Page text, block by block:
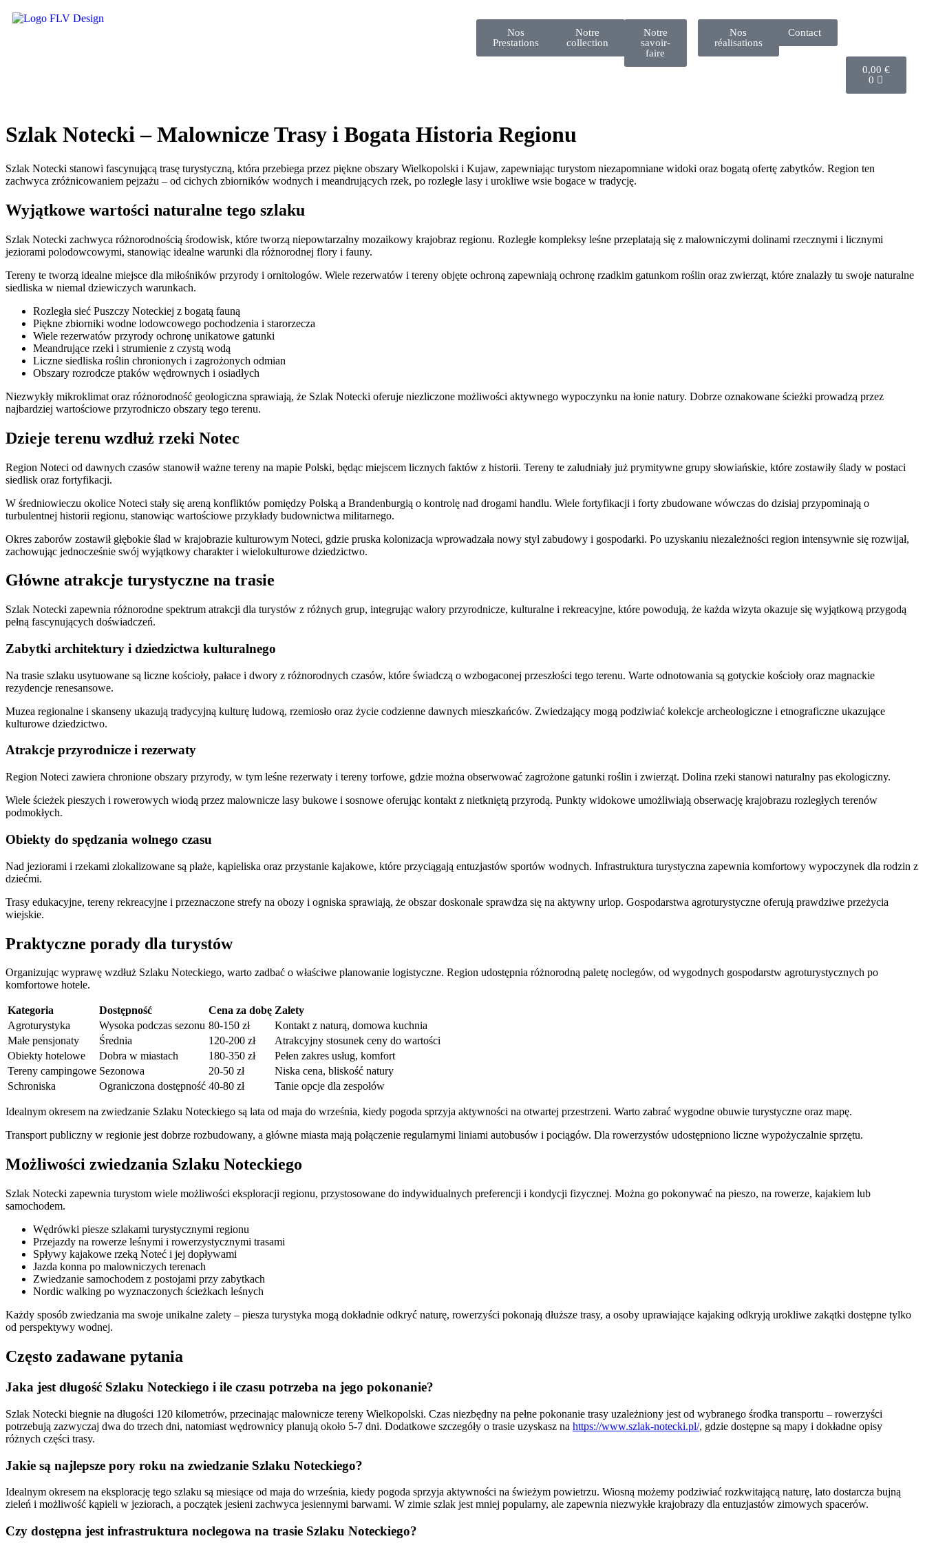
Nos
Prestations
Notre
collection
Notre
savoir-
faire
Nos
réalisations
Contact
0,00 €
0
Szlak Notecki – Malownicze Trasy i Bogata Historia Regionu
Szlak Notecki stanowi fascynującą trasę turystyczną, która przebiega przez piękne obszary Wielkopolski i Kujaw, zapewniając turystom niezapomniane widoki oraz bogatą ofertę zabytków. Region ten
zachwyca zróżnicowaniem pejzażu – od cichych zbiorników wodnych i meandrujących rzek, po rozległe lasy i urokliwe wsie bogace w tradycję.
Wyjątkowe wartości naturalne tego szlaku
Szlak Notecki zachwyca różnorodnością środowisk, które tworzą niepowtarzalny mozaikowy krajobraz regionu. Rozległe kompleksy leśne przeplatają się z malowniczymi dolinami rzecznymi i licznymi
jeziorami polodowcowymi, stanowiąc idealne warunki dla różnorodnej flory i fauny.
Tereny te tworzą idealne miejsce dla miłośników przyrody i ornitologów. Wiele rezerwatów i tereny objęte ochroną zapewniają ochronę rzadkim gatunkom roślin oraz zwierząt, które znalazły tu swoje naturalne
siedliska w niemal dziewiczych warunkach.
Rozległa sieć Puszczy Noteckiej z bogatą fauną
Piękne zbiorniki wodne lodowcowego pochodzenia i starorzecza
Wiele rezerwatów przyrody ochronę unikatowe gatunki
Meandrujące rzeki i strumienie z czystą wodą
Liczne siedliska roślin chronionych i zagrożonych odmian
Obszary rozrodcze ptaków wędrownych i osiadłych
Niezwykły mikroklimat oraz różnorodność geologiczna sprawiają, że Szlak Notecki oferuje niezliczone możliwości aktywnego wypoczynku na łonie natury. Dobrze oznakowane ścieżki prowadzą przez
najbardziej wartościowe przyrodniczo obszary tego terenu.
Dzieje terenu wzdłuż rzeki Notec
Region Noteci od dawnych czasów stanowił ważne tereny na mapie Polski, będąc miejscem licznych faktów z historii. Tereny te zaludniały już prymitywne grupy słowiańskie, które zostawiły ślady w postaci
siedlisk oraz fortyfikacji.
W średniowieczu okolice Noteci stały się areną konfliktów pomiędzy Polską a Brandenburgią o kontrolę nad drogami handlu. Wiele fortyfikacji i forty zbudowane wówczas do dzisiaj przypominają o
turbulentnej historii regionu, stanowiąc wartościowe przykłady budownictwa militarnego.
Okres zaborów zostawił głębokie ślad w krajobrazie kulturowym Noteci, gdzie pruska kolonizacja wprowadzała nowy styl zabudowy i gospodarki. Po uzyskaniu niezależności region intensywnie się rozwijał,
zachowując jednocześnie swój wyjątkowy charakter i wielokulturowe dziedzictwo.
Główne atrakcje turystyczne na trasie
Szlak Notecki zapewnia różnorodne spektrum atrakcji dla turystów z różnych grup, integrując walory przyrodnicze, kulturalne i rekreacyjne, które powodują, że każda wizyta okazuje się wyjątkową przygodą
pełną fascynujących doświadczeń.
Zabytki architektury i dziedzictwa kulturalnego
Na trasie szlaku usytuowane są liczne kościoły, pałace i dwory z różnorodnych czasów, które świadczą o wzbogaconej przeszłości tego terenu. Warte odnotowania są gotyckie kościoły oraz magnackie
rezydencje renesansowe.
Muzea regionalne i skanseny ukazują tradycyjną kulturę ludową, rzemiosło oraz życie codzienne dawnych mieszkańców. Zwiedzający mogą podziwiać kolekcje archeologiczne i etnograficzne ukazujące
kulturowe dziedzictwo.
Atrakcje przyrodnicze i rezerwaty
Region Noteci zawiera chronione obszary przyrody, w tym leśne rezerwaty i tereny torfowe, gdzie można obserwować zagrożone gatunki roślin i zwierząt. Dolina rzeki stanowi naturalny pas ekologiczny.
Wiele ścieżek pieszych i rowerowych wiodą przez malownicze lasy bukowe i sosnowe oferując kontakt z nietkniętą przyrodą. Punkty widokowe umożliwiają obserwację krajobrazu rozległych terenów
podmokłych.
Obiekty do spędzania wolnego czasu
Nad jeziorami i rzekami zlokalizowane są plaże, kąpieliska oraz przystanie kajakowe, które przyciągają entuzjastów sportów wodnych. Infrastruktura turystyczna zapewnia komfortowy wypoczynek dla rodzin z
dziećmi.
Trasy edukacyjne, tereny rekreacyjne i przeznaczone strefy na obozy i ogniska sprawiają, że obszar doskonale sprawdza się na aktywny urlop. Gospodarstwa agroturystyczne oferują prawdziwe przeżycia
wiejskie.
Praktyczne porady dla turystów
Organizując wyprawę wzdłuż Szlaku Noteckiego, warto zadbać o właściwe planowanie logistyczne. Region udostępnia różnorodną paletę noclegów, od wygodnych gospodarstw agroturystycznych po
komfortowe hotele.
Kategoria Dostępność Cena za dobę Zalety
Agroturystyka
Wysoka podczas sezonu 80-150 zł
Kontakt z naturą, domowa kuchnia
Małe pensjonaty
Średnia 120-200 zł
Atrakcyjny stosunek ceny do wartości
Obiekty hotelowe
Dobra w miastach 180-350 zł
Pełen zakres usług, komfort
Tereny campingowe Sezonowa 20-50 zł
Niska cena, bliskość natury
Schroniska
Ograniczona dostępność 40-80 zł Tanie opcje dla zespołów
Idealnym okresem na zwiedzanie Szlaku Noteckiego są lata od maja do września, kiedy pogoda sprzyja aktywności na otwartej przestrzeni. Warto zabrać wygodne obuwie turystyczne oraz mapę.
Transport publiczny w regionie jest dobrze rozbudowany, a główne miasta mają połączenie regularnymi liniami autobusów i pociągów. Dla rowerzystów udostępniono liczne wypożyczalnie sprzętu.
Możliwości zwiedzania Szlaku Noteckiego
Szlak Notecki zapewnia turystom wiele możliwości eksploracji regionu, przystosowane do indywidualnych preferencji i kondycji fizycznej. Można go pokonywać na pieszo, na rowerze, kajakiem lub
samochodem.
Wędrówki piesze szlakami turystycznymi regionu
Przejazdy na rowerze leśnymi i rowerzystycznymi trasami
Spływy kajakowe rzeką Noteć i jej dopływami
Jazda konna po malowniczych terenach
Zwiedzanie samochodem z postojami przy zabytkach
Nordic walking po wyznaczonych ścieżkach leśnych
Każdy sposób zwiedzania ma swoje unikalne zalety – piesza turystyka mogą dokładnie odkryć naturę, rowerzyści pokonają dłuższe trasy, a osoby uprawiające kajaking odkryją urokliwe zakątki dostępne tylko
od perspektywy wodnej.
Często zadawane pytania
Jaka jest długość Szlaku Noteckiego i ile czasu potrzeba na jego pokonanie?
Szlak Notecki biegnie na długości 120 kilometrów, przecinając malownicze tereny Wielkopolski. Czas niezbędny na pełne pokonanie trasy uzależniony jest od wybranego środka transportu – rowerzyści
potrzebują zazwyczaj dwa do trzech dni, natomiast wędrownicy planują około 5-7 dni. Dodatkowe szczegóły o trasie uzyskasz na https://www.szlak-notecki.pl/, gdzie dostępne są mapy i dokładne opisy
różnych części trasy.
Jakie są najlepsze pory roku na zwiedzanie Szlaku Noteckiego?
Idealnym okresem na eksplorację tego szlaku są miesiące od maja do września, kiedy pogoda sprzyja aktywności na świeżym powietrzu. Wiosną możemy podziwiać rozkwitającą naturę, lato dostarcza bujną
zieleń i możliwość kąpieli w jeziorach, a początek jesieni zachwyca jesiennymi barwami. W zimie szlak jest mniej popularny, ale zapewnia niezwykłe krajobrazy dla entuzjastów zimowych spacerów.
Czy dostępna jest infrastruktura noclegowa na trasie Szlaku Noteckiego?